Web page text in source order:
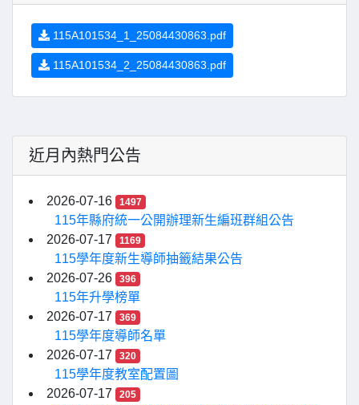
115A101534_1_25084430863.pdf
115A101534_2_25084430863.pdf
近月內熱門公告
2026-07-16 1497
115年縣府統一公開辦理新生編班群組公告
2026-07-17
1169
115學年度新生導師抽籤結果公告
2026-07-26
396
115年升學榜單
2026-07-17
369
115學年度導師名單
2026-07-17
320
115學年度教室配置圖
2026-07-17
205